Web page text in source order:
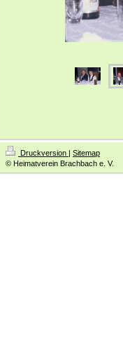
Druckversion | Sitemap
© Heimatverein Brachbach e. V.